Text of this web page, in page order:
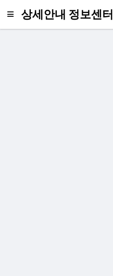
상세안내 정보센터